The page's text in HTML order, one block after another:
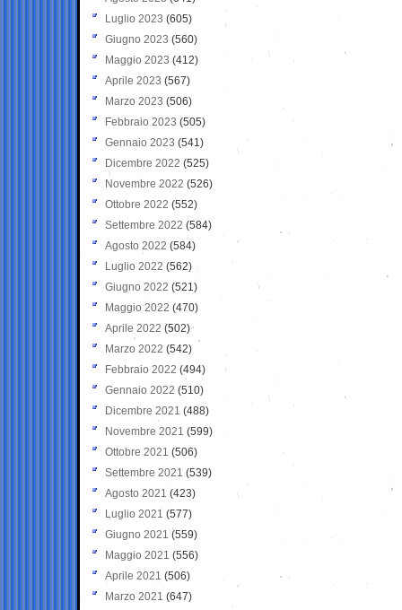
Luglio 2023 (605)
Giugno 2023 (560)
Maggio 2023 (412)
Aprile 2023 (567)
Marzo 2023 (506)
Febbraio 2023 (505)
Gennaio 2023 (541)
Dicembre 2022 (525)
Novembre 2022 (526)
Ottobre 2022 (552)
Settembre 2022 (584)
Agosto 2022 (584)
Luglio 2022 (562)
Giugno 2022 (521)
Maggio 2022 (470)
Aprile 2022 (502)
Marzo 2022 (542)
Febbraio 2022 (494)
Gennaio 2022 (510)
Dicembre 2021 (488)
Novembre 2021 (599)
Ottobre 2021 (506)
Settembre 2021 (539)
Agosto 2021 (423)
Luglio 2021 (577)
Giugno 2021(559)
Maggio 2021 (556)
Aprile 2021 (506)
Marzo 2021 (647)